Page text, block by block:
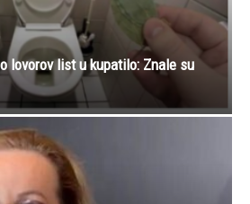
lovorov list u kupatilo: Znale su